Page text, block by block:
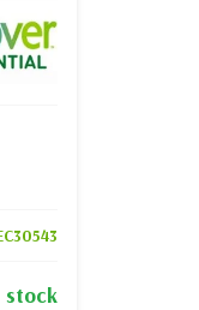
stock